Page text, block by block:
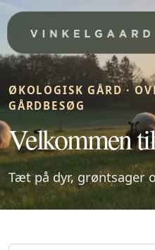
ØKOLOGISK GÅRD ·
GÅRDBESØG
Velkommen
Tæt på dyr, grøntsager